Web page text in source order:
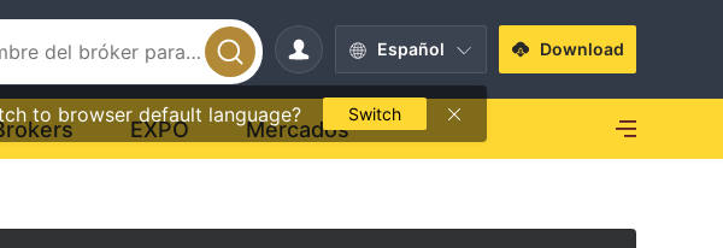
Español
to browser default language? Switch
Download
EXPO Mercados